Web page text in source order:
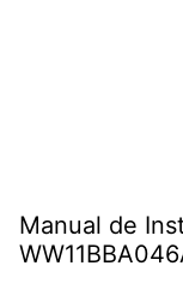
Manual de